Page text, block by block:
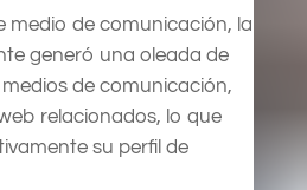
medio de comunicación, la
generó una oleada de
de comunicación,
relacionados, lo que
su perfil de